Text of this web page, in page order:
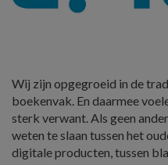
Wij zijn opgegroeid in de
boekenvak. En daarmee
sterk verwant. Als geen
weten te slaan tussen het
digitale producten, tussen